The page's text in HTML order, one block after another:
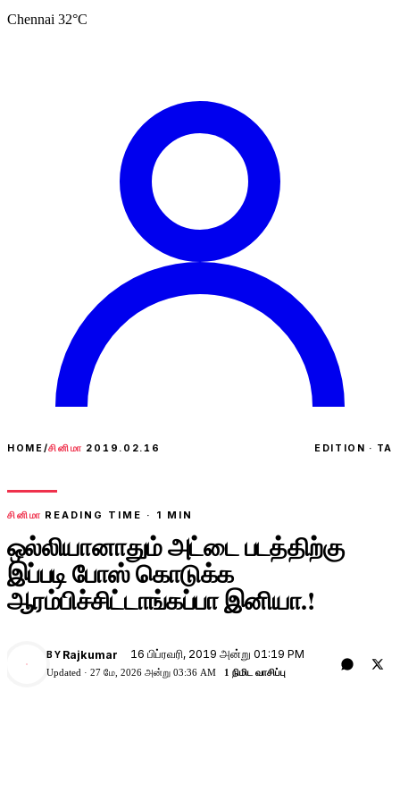
Chennai 32°C
HOME/சினிமா 2019.02.16 EDITION · TA
சினிமா READING TIME · 1 MIN
ஒல்லியானாதும் அட்டை படத்திற்கு
இப்படி போஸ் கொடுக்க
ஆரம்பிச்சிட்டாங்கப்பா இனியா.!
BY Rajkumar 16 பிப்ரவரி, 2019 அன்று 01:19 PM
Updated · 27 மே, 2026 அன்று 03:36 AM 1 நிமிட வாசிப்பு